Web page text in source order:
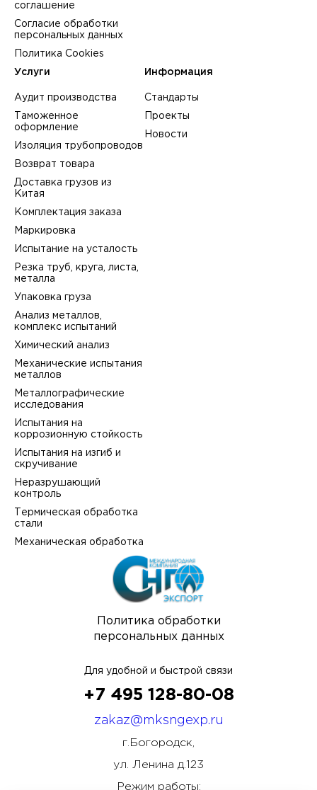
Политика обработки
персональных данных
соглашение
Согласие обработки
персональных данных
Политика Cookies
Услуги
Аудит производства
Таможенное
оформление
Изоляция трубопроводов
Возврат товара
Доставка грузов из
Китая
Комплектация заказа
Маркировка
Испытание на усталость
Резка труб, круга, листа,
металла
Упаковка груза
Анализ металлов,
комплекс испытаний
Химический анализ
Механические испытания
металлов
Металлографические
исследования
Испытания на
коррозионную стойкость
Испытания на изгиб и
скручивание
Неразрушающий
контроль
Термическая обработка
стали
Механическая обработка
Информация
Стандарты
Проекты
Новости
Для удобной и быстрой связи
+7 495 128-80-08
zakaz@mksngexp.ru
г.Богородск,
ул. Ленина д.123
Режим работы: